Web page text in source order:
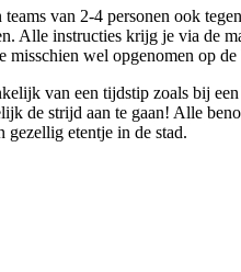
van 2-4 personen ook
Alle instructies krijg je via de
wel opgenomen op de
van een tijdstip zoals bij
de strijd aan te gaan! Alle
etentje in de stad.